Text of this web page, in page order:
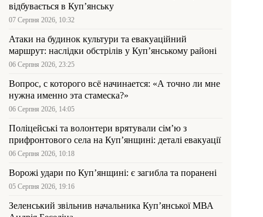
відбувається в Куп’янську
07 Серпня 2026, 10:32
Атаки на будинок культури та евакуаційний
маршрут: наслідки обстрілів у Куп’янському районі
06 Серпня 2026, 23:25
Вопрос, с которого всё начинается: «А точно ли мне
нужна именно эта стамеска?»
06 Серпня 2026, 14:05
Поліцейські та волонтери врятували сім’ю з
прифронтового села на Куп’янщині: деталі евакуації
06 Серпня 2026, 10:18
Ворожі удари по Куп’янщині: є загибла та поранені
05 Серпня 2026, 19:16
Зеленський звільнив начальника Купʼянської МВА